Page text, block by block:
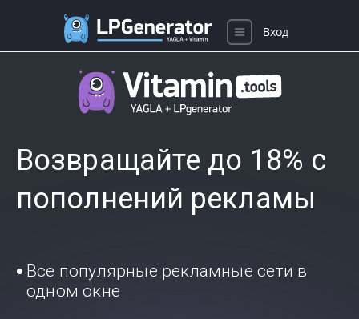
Возвращайте до 18% с
пополнений рекламы
Все популярные рекламные сети в
одном окне
Вход